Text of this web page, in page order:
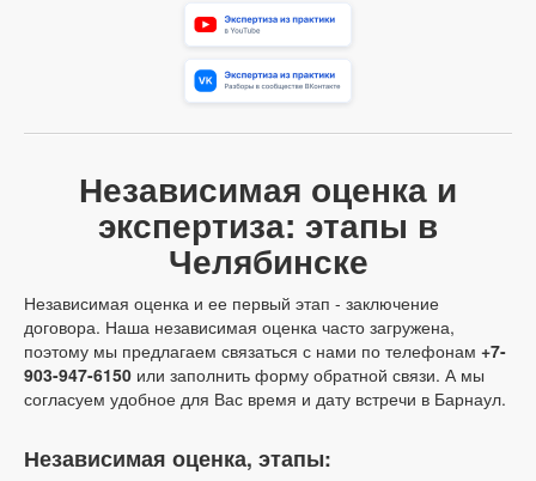
Независимая оценка и
экспертиза: этапы в
Челябинске
Независимая оценка и ее первый этап - заключение
договора. Наша независимая оценка часто загружена,
поэтому мы предлагаем связаться с нами по телефонам +7-
903-947-6150 или заполнить форму обратной связи. А мы
согласуем удобное для Вас время и дату встречи в Барнаул.
Независимая оценка, этапы: